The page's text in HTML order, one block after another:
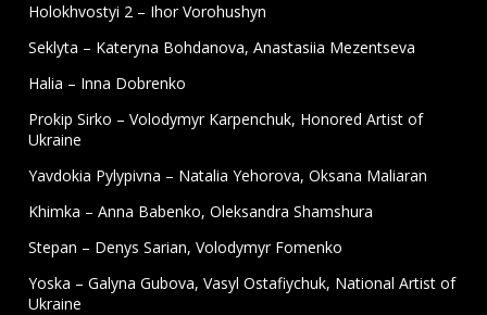
Holokhvostyi 2 – Ihor Vorohushyn
Seklyta – Kateryna Bohdanova, Anastasiia Mezentseva
Halia – Inna Dobrenko
Prokip Sirko – Volodymyr Karpenchuk, Honored Artist of
Ukraine
Yavdokia Pylypivna – Natalia Yehorova, Oksana Maliaran
Khimka – Anna Babenko, Oleksandra Shamshura
Stepan – Denys Sarian, Volodymyr Fomenko
Yoska – Galyna Gubova, Vasyl Ostafiychuk, National Artist of
Ukraine